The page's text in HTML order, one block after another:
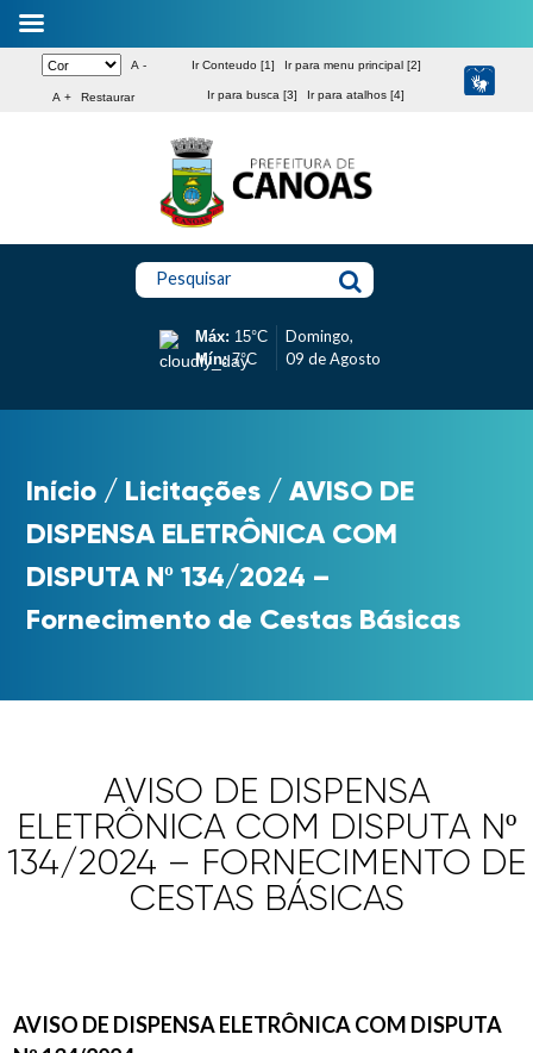
A -
A + Restaurar
Ir Conteudo [1] Ir para menu principal [2]
Ir para busca [3] Ir para atalhos [4]
Pesquisar
Máx: 15°C
Mín:7°C
Domingo,
09 de Agosto
Início / Licitações /AVISO DE
DISPENSA ELETRÔNICA COM
DISPUTA Nº 134/2024 –
Fornecimento de Cestas Básicas
AVISO DE DISPENSA
ELETRÔNICA COM DISPUTA Nº
134/2024 – FORNECIMENTO DE
CESTAS BÁSICAS
AVISO DE DISPENSA ELETRÔNICA COM DISPUTA